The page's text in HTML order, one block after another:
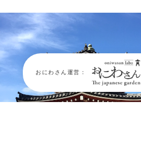
おにわさん運営：